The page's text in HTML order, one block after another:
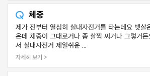
체중
제가 전부터 열심히 실내자전거를 타는데요 뱃살
은데 체중이 그대로거나 좀 살짝 찌거나 그렇거
서 실내자전거 제일쉬운 ...
자세히 보기 >